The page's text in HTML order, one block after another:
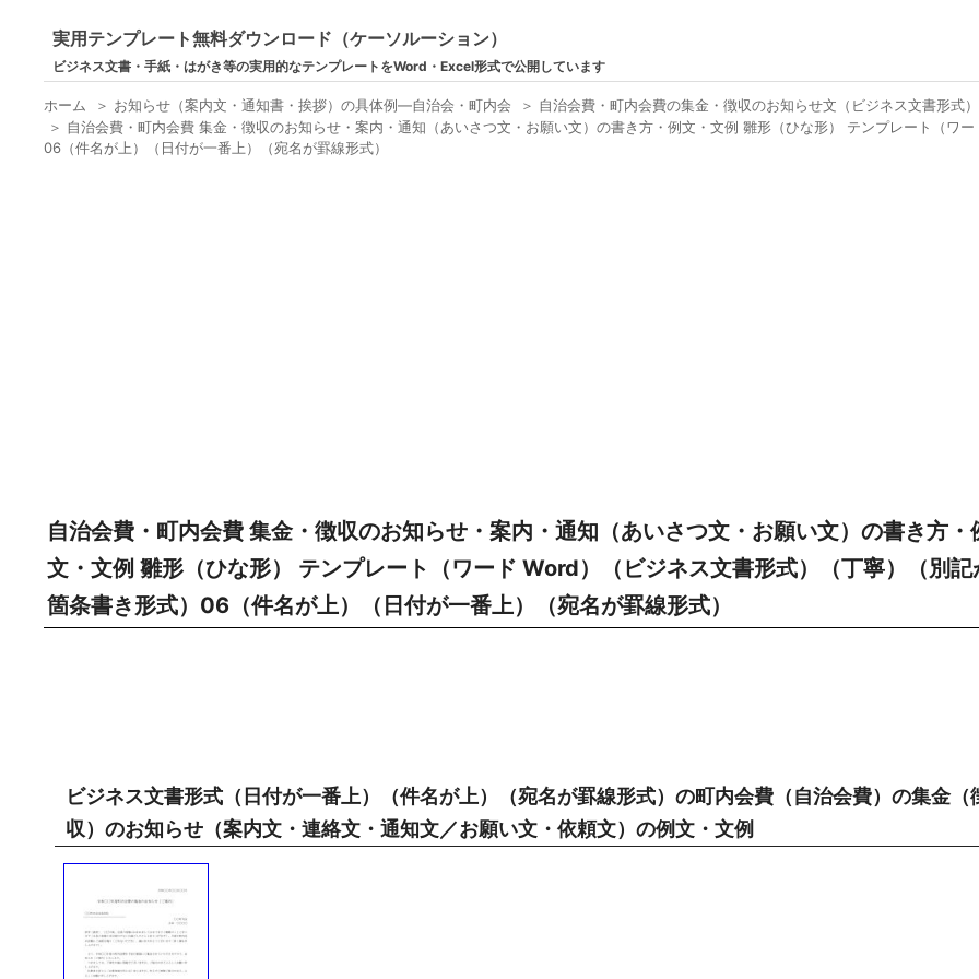
実用テンプレート無料ダウンロード（ケーソルーション）
ビジネス文書・手紙・はがき等の実用的なテンプレートをWord・Excel形式で公開しています
ホーム ＞ お知らせ（案内文・通知書・挨拶）の具体例―自治会・町内会 ＞ 自治会費・町内会費の集金・徴収のお知らせ文（ビジネス文書形式
＞ 自治会費・町内会費 集金・徴収のお知らせ・案内・通知（あいさつ文・お願い文）の書き方・例文・文例 雛形（ひな形） テンプレート（ワ
06（件名が上）（日付が一番上）（宛名が罫線形式）
自治会費・町内会費 集金・徴収のお知らせ・案内・通知（あいさつ文・お願い文）の書き方・
文・文例 雛形（ひな形） テンプレート（ワード Word）（ビジネス文書形式）（丁寧）（別記
箇条書き形式）06（件名が上）（日付が一番上）（宛名が罫線形式）
ビジネス文書形式（日付が一番上）（件名が上）（宛名が罫線形式）の町内会費（自治会費）の集金（
収）のお知らせ（案内文・連絡文・通知文／お願い文・依頼文）の例文・文例